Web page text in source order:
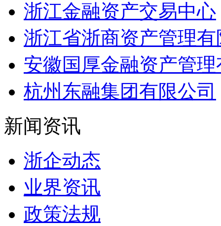
浙江金融资产交易中心
浙江省浙商资产管理
安徽国厚金融资产管
杭州东融集团有限公司
新闻资讯
浙企动态
业界资讯
政策法规